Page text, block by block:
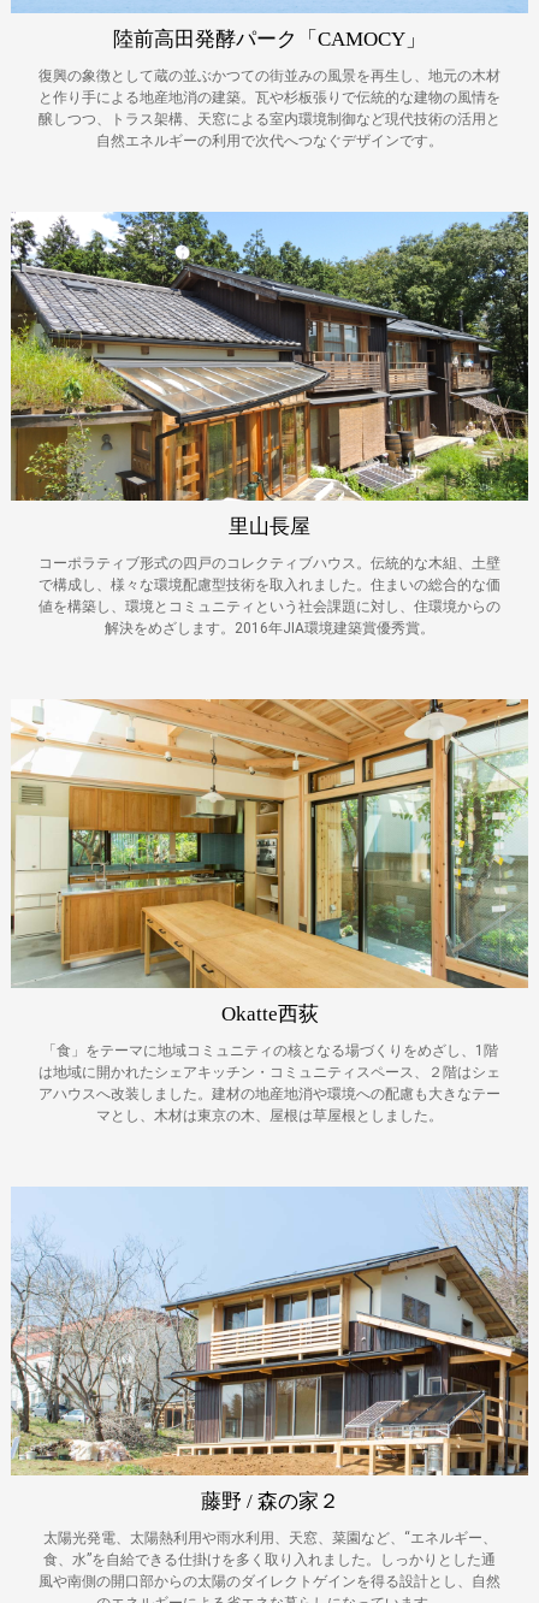
陸前高田発酵パーク「CAMOCY」
復興の象徴として蔵の並ぶかつての街並みの風景を再生し、地元の木材
と作り手による地産地消の建築。瓦や杉板張りで伝統的な建物の風情を
醸しつつ、トラス架構、天窓による室内環境制御など現代技術の活用と
自然エネルギーの利用で次代へつなぐデザインです。
里山長屋
コーポラティブ形式の四戸のコレクティブハウス。伝統的な木組、土壁
で構成し、様々な環境配慮型技術を取入れました。住まいの総合的な価
値を構築し、環境とコミュニティという社会課題に対し、住環境からの
解決をめざします。2016年JIA環境建築賞優秀賞。
Okatte西荻
「食」をテーマに地域コミュニティの核となる場づくりをめざし、1階
は地域に開かれたシェアキッチン・コミュニティスペース、２階はシェ
アハウスへ改装しました。建材の地産地消や環境への配慮も大きなテー
マとし、木材は東京の木、屋根は草屋根としました。
藤野 / 森の家２
太陽光発電、太陽熱利用や雨水利用、天窓、菜園など、“エネルギー、
食、水”を自給できる仕掛けを多く取り入れました。しっかりとした通
風や南側の開口部からの太陽のダイレクトゲインを得る設計とし、自然